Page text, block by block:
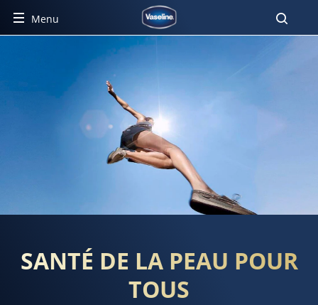
Menu
DE LA PEAU POUR
SANTÉ DE LA PEAU POUR
TOUS